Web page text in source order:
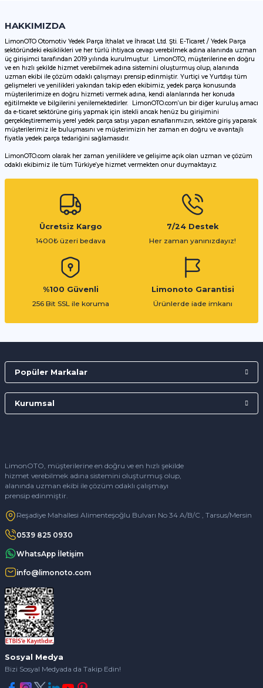
Görüş ve önerileriniz için teşekkür ederiz.
Ürün resmi kalitesiz, bozuk veya görüntülenemiyor.
Ürün açıklamasında eksik bilgiler bulunuyor.
Ürün bilgilerinde hatalar bulunuyor.
Ürün fiyatı diğer sitelerden daha pahalı.
Bu ürüne benzer farklı alternatifler olmalı.
HAKKIMIZDA
LimonOTO Otomotiv Yedek Parça İthalat ve İhracat Ltd. Şti. E-Ticaret / Yedek Parça
sektöründeki eksiklikleri ve her türlü ihtiyaca cevap verebilmek adına alanında uzman
üç girişimci tarafından 2019 yılında kurulmuştur. LimonOTO, müşterilerine en doğru
ve en hızlı şekilde hizmet verebilmek adına sistemini oluşturmuş olup, alanında
uzman ekibi ile çözüm odaklı çalışmayı prensip edinmiştir. Yurtiçi ve Yurtdışı tüm
gelişmeleri ve yenilikleri yakından takip eden ekibimiz, yedek parça konusunda
müşterilerimize en doğru hizmeti vermek adına, kendi alanlarında her konuda
eğitilmekte ve bilgilerini yenilemektedirler. LimonOTO.com’un bir diğer kuruluş amacı
da e-ticaret sektörüne giriş yapmak için istekli ancak henüz bu girişimini
gerçekleştirememiş yerel yedek parça satışı yapan esnaflarımızın, sektöre giriş yaparak
müşterilerimiz ile buluşmasını ve müşterimizin her zaman en doğru ve avantajlı
fiyatla yedek parça tedariğini sağlamasıdır.
LimonOTO.com olarak her zaman yeniliklere ve gelişime açık olan uzman ve çözüm
odaklı ekibimiz ile tüm Türkiye’ye hizmet vermekten onur duymaktayız.
Ücretsiz Kargo
1400₺ üzeri bedava
7/24 Destek
Her zaman yanınızdayız!
%100 Güvenli
256 Bit SSL ile koruma
Limonoto Garantisi
Ürünlerde iade imkanı
LimonOTO, müşterilerine en doğru ve en hızlı şekilde
hizmet verebilmek adına sistemini oluşturmuş olup,
alanında uzman ekibi ile çözüm odaklı çalışmayı
prensip edinmiştir.
Reşadiye Mahallesi Alimenteşoğlu Bulvarı No 34 A/B/C , Tarsus/Mersin
0539 825 0930
WhatsApp İletişim
info@limonoto.com
Popüler Markalar
Kurumsal
Sosyal Medya
Bizi Sosyal Medyada da Takip Edin!